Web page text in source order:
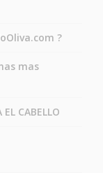
?
mas
EL CABELLO